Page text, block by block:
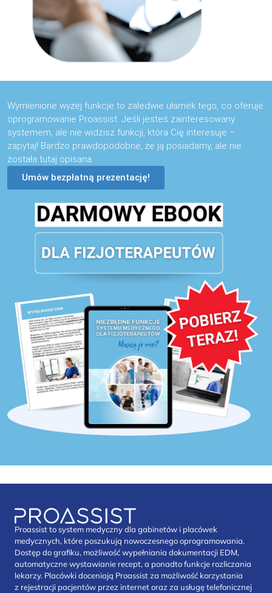
Wymienione wyżej funkcje to zaledwie ułamek tego, co oferuje
oprogramowanie Proassist. Jeśli jesteś zainteresowany
systemem, ale nie widzisz funkcji, która Cię interesuje –
zapytaj! Bardzo prawdopodobne, że ją posiadamy, ale nie
została tutaj opisana.
Umów bezpłatną prezentację!
Proassist to system medyczny dla gabinetów i placówek
medycznych, które poszukują nowoczesnego oprogramowania.
Dostęp do grafiku, możliwość wypełniania dokumentacji EDM,
automatyczne wystawianie recept, a ponadto funkcje rozliczania
lekarzy. Placówki doceniają Proassist za możliwość korzystania
z rejestracji pacjentów przez internet oraz za usługę telefonicznej